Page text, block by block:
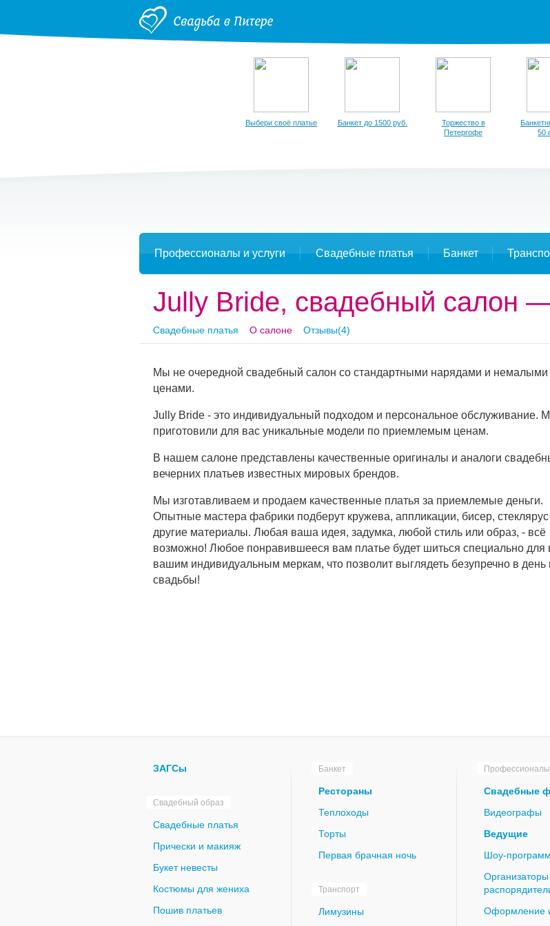
Выбери своё платье Банкет до 1500 руб.
Торжество в
Петергофе
50
Профессионалы и услуги Свадебные платья Банкет
Jully Bride, свадебный салон
Свадебные платья О салоне Отзывы(4)
Мы не очередной свадебный салон со стандартными нарядами и немалыми
ценами.
Jully Bride - это индивидуальный подходом и персональное обслуживание.
приготовили для вас уникальные модели по приемлемым ценам.
В нашем салоне представлены качественные оригиналы и аналоги
вечерних платьев известных мировых брендов.
Мы изготавливаем и продаем качественные платья за приемлемые деньги.
Опытные мастера фабрики подберут кружева, аппликации, бисер, стеклярус
другие материалы. Любая ваша идея, задумка, любой стиль или образ, - всё
возможно! Любое понравившееся вам платье будет шиться специально для
вашим индивидуальным меркам, что позволит выглядеть безупречно в
свадьбы!
ЗАГСы
Свадебный образ
Свадебные платья
Прически и макияж
Букет невесты
Костюмы для жениха
Пошив платьев
Банкет
Рестораны
Теплоходы
Торты
Первая брачная ночь
Транспорт
Лимузины
Профессионалы
Свадебные
Видеографы
Ведущие
Шоу-
Организаторы
Оформление